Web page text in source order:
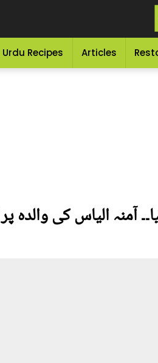
Urdu Recipes Articles
آمنہ الیاس کی والدہ